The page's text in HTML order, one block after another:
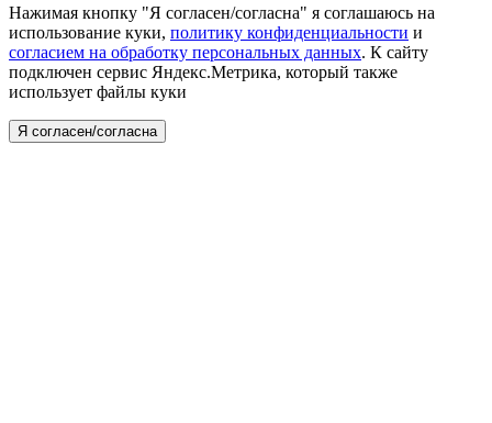
Нажимая кнопку "Я согласен/согласна" я соглашаюсь на
использование куки, политику конфиденциальности и
согласием на обработку персональных данных. К сайту
подключен сервис Яндекс.Метрика, который также
использует файлы куки
Я согласен/согласна